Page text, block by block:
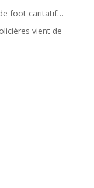
foot caritatif…
vient de